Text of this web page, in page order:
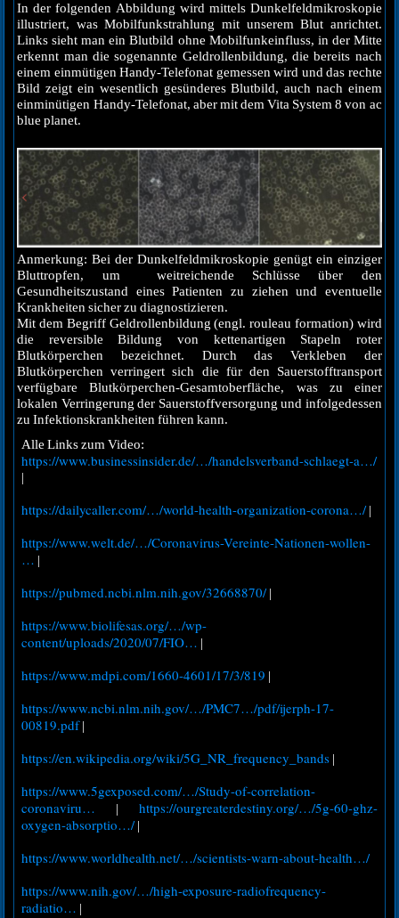
In der folgenden Abbildung wird mittels Dunkelfeldmikroskopie
illustriert, was Mobilfunkstrahlung mit unserem Blut anrichtet.
Links sieht man ein Blutbild ohne Mobilfunkeinfluss, in der Mitte
erkennt man die sogenannte Geldrollenbildung, die bereits nach
einem einmütigen Handy-Telefonat gemessen wird und das rechte
Bild zeigt ein wesentlich gesünderes Blutbild, auch nach einem
einminütigen Handy-Telefonat, aber mit dem Vita System 8 von ac
blue planet.
Anmerkung: Bei der Dunkelfeldmikroskopie genügt ein einziger
Bluttropfen, um weitreichende Schlüsse über den
Gesundheitszustand eines Patienten zu ziehen und eventuelle
Krankheiten sicher zu diagnostizieren.
Mit dem Begriff Geldrollenbildung (engl. rouleau formation) wird
die reversible Bildung von kettenartigen Stapeln roter
Blutkörperchen bezeichnet. Durch das Verkleben der
Blutkörperchen verringert sich die für den Sauerstofftransport
verfügbare Blutkörperchen-Gesamtoberfläche, was zu einer
lokalen Verringerung der Sauerstoffversorgung und infolgedessen
zu Infektionskrankheiten führen kann.
Alle Links zum Video:
https://www.businessinsider.de/…/handelsverband-schlaegt-a…/
|
https://dailycaller.com/…/world-health-organization-corona…/|
https://www.welt.de/…/Coronavirus-Vereinte-Nationen-wollen-
… |
https://pubmed.ncbi.nlm.nih.gov/32668870/|
https://www.biolifesas.org/…/wp-
content/uploads/2020/07/FIO… |
https://www.mdpi.com/1660-4601/17/3/819 |
https://www.ncbi.nlm.nih.gov/…/PMC7…/pdf/ijerph-17-
00819.pdf|
https://en.wikipedia.org/wiki/5G_NR_frequency_bands |
https://www.5gexposed.com/…/Study-of-correlation-
coronaviru… | https://ourgreaterdestiny.org/…/5g-60-ghz-
oxygen-absorptio…/|
https://www.worldhealth.net/…/scientists-warn-about-health…/
https://www.nih.gov/…/high-exposure-radiofrequency-
radiatio… |